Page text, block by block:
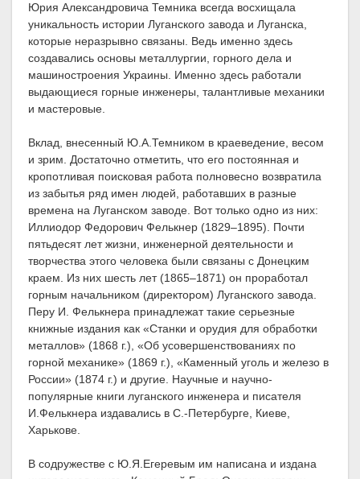
Юрия Александровича Темника всегда восхищала
уникальность истории Луганского завода и Луганска,
которые неразрывно связаны. Ведь именно здесь
создавались основы металлургии, горного дела и
машиностроения Украины. Именно здесь работали
выдающиеся горные инженеры, талантливые механики
и мастеровые.
Вклад, внесенный Ю.А.Темником в краеведение, весом
и зрим. Достаточно отметить, что его постоянная и
кропотливая поисковая работа полновесно возвратила
из забытья ряд имен людей, работавших в разные
времена на Луганском заводе. Вот только одно из них:
Иллиодор Федорович Фелькнер (1829–1895). Почти
пятьдесят лет жизни, инженерной деятельности и
творчества этого человека были связаны с Донецким
краем. Из них шесть лет (1865–1871) он проработал
горным начальником (директором) Луганского завода.
Перу И. Фелькнера принадлежат такие серьезные
книжные издания как «Станки и орудия для обработки
металлов» (1868 г.), «Об усовершенствованиях по
горной механике» (1869 г.), «Каменный уголь и железо в
России» (1874 г.) и другие. Научные и научно-
популярные книги луганского инженера и писателя
И.Фелькнера издавались в С.-Петербурге, Киеве,
Харькове.
В содружестве с Ю.Я.Егеревым им написана и издана